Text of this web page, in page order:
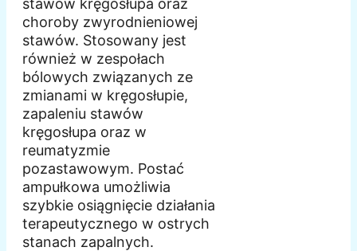
choroby zwyrodnieniowej
stawów. Stosowany jest
również w zespołach
bólowych związanych ze
zmianami w kręgosłupie,
zapaleniu stawów
kręgosłupa oraz w
reumatyzmie
pozastawowym. Postać
ampułkowa umożliwia
szybkie osiągnięcie działania
terapeutycznego w ostrych
stanach zapalnych.